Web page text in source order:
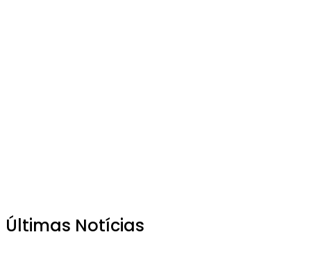
Últimas Notícias